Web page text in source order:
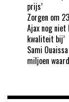
prijs’
Zorgen om
Ajax nog
kwaliteit bij’
Sami
miljoen